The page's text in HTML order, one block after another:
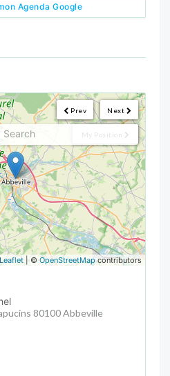
Agenda Google
Next
Prev
My Position
Leaflet | © OpenStreetMap contributors
80100 Abbeville